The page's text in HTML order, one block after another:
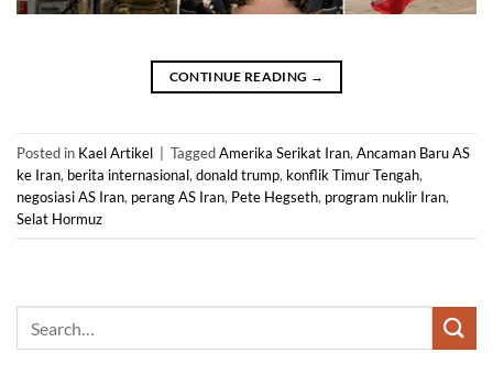
CONTINUE READING →
Posted in Kael Artikel TaggedAmerika Serikat Iran, Ancaman Baru AS
ke Iran, berita internasional, donald trump, konflik Timur Tengah,
negosiasi AS Iran, perang AS Iran, Pete Hegseth, program nuklir Iran,
Selat Hormuz